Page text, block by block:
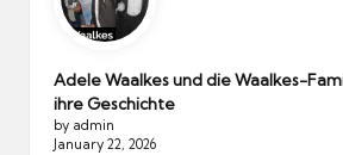
Adele Waalkes und die Waalkes-
ihre Geschichte
by admin
January 22, 2026